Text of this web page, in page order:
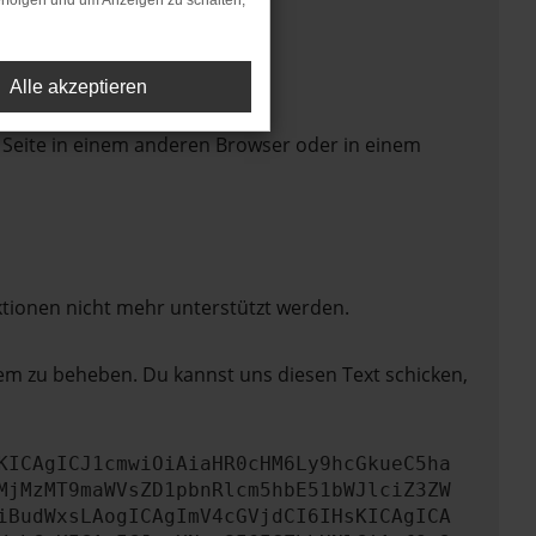
in einem anderen Browser oder in einem
nicht mehr unterstützt werden.
zu beheben. Du kannst uns diesen Text schicken,
Alle akzeptieren